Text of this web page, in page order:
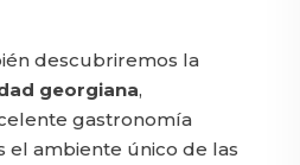
descubriremos la
georgiana,
gastronomía
el ambiente único de las